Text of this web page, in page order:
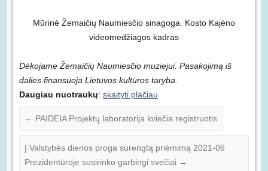
Mūrinė Žemaičių Naumiesčio sinagoga. Kosto Kajėno
videomedžiagos kadras
Dėkojame Žemaičių Naumiesčio muziejui. Pasakojimą iš
dalies finansuoja Lietuvos kultūros taryba.
Daugiau nuotraukų: skaityti plačiau
← PAIDEIA Projektų laboratorija kviečia registruotis
Į Valstybės dienos proga surengtą priėmimą 2021-06
Prezidentūroje susirinko garbingi svečiai →